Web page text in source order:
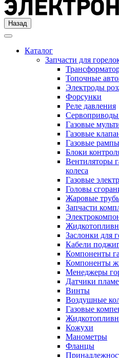
Назад
Каталог
Запчасти для
Топочные
Электроды
Форсунки
Реле давления
Газовые
Газовые
Газовые рампы
Блоки
Вентиляторы
колеса
Газовые
Головы
Жаровые
Запчасти
Заслонки для
Кабели
Компоненты
Компоненты
Менеджеры
Датчики
Винты
Воздушные
Газовые
Кожухи
Манометры
Фланцы